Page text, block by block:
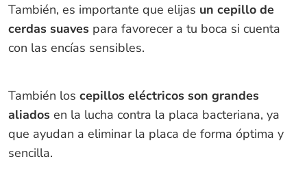
También, es importante que elijas un cepillo de
cerdas suavespara favorecer a tu boca si cuenta
con las encías sensibles.
También los cepillos eléctricos son grandes
aliadosen la lucha contra la placa bacteriana, ya
que ayudan a eliminar la placa de forma óptima y
sencilla.